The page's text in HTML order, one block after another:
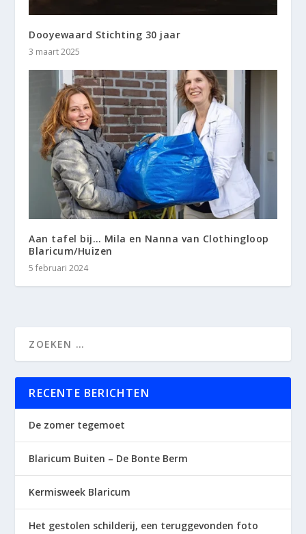
Dooyewaard Stichting 30 jaar
3 maart 2025
Aan tafel bij… Mila en Nanna van Clothingloop
Blaricum/Huizen
5 februari 2024
RECENTE BERICHTEN
De zomer tegemoet
Blaricum Buiten – De Bonte Berm
Kermisweek Blaricum
Het gestolen schilderij, een teruggevonden foto